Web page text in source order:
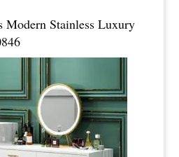
Stainless Luxury